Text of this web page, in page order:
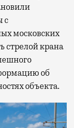
с
московских
стрелой крана
об
объекта.